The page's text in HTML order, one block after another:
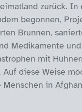
zurück. In
begonnen,
Brunnen,
Medikamente
mit
diese Weise
in